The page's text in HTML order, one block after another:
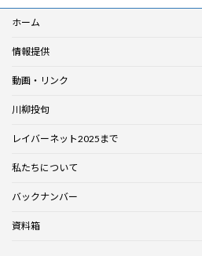
ホーム
情報提供
動画・リンク
川柳投句
レイバーネット2025まで
私たちについて
バックナンバー
資料箱